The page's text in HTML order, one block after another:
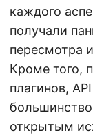
каждого
получали
пересмотра
Кроме того,
плагинов,
открытым